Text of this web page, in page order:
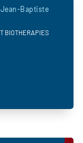
Jean-Baptiste
BIOTHERAPIES